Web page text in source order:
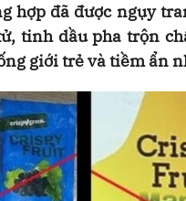
hợp đã được ngụy
tinh dầu pha trộn
giới trẻ và tiềm ẩn